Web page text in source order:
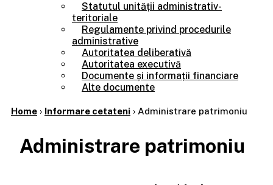
Statutul unității administrativ-
teritoriale
Regulamente privind procedurile
administrative
Autoritatea deliberativă
Autoritatea executivă
Documente și informații financiare
Alte documente
Home › Informare cetateni › Administrare patrimoniu
Administrare patrimoniu